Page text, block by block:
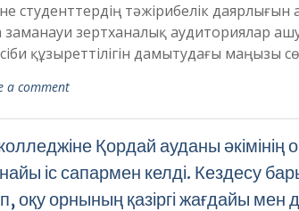
студенттердің тәжірибелік
зертханалық аудиториялар
құзыреттілігін дамытудағы маңызы
a comment
Қордай ауданы
іс сапармен келді. Кездесу
оқу орнының қазіргі жағдайы